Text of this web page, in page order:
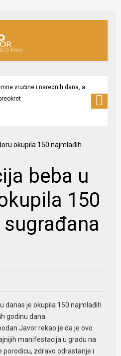
vrućine i narednih dana, a
beba u
150
danas je okupila 150 najmlađih
godinu dana.
Javor rekao je da je ovo
manifestacija u gradu na
porodicu, zdravo odrastanje i